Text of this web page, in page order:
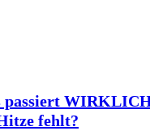
passiert
fehlt?